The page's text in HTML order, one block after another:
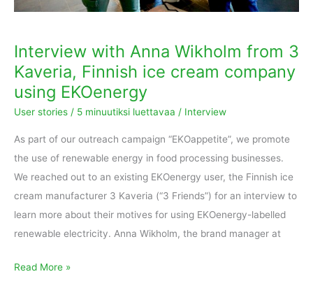
Interview with Anna Wikholm from 3
Kaveria, Finnish ice cream company
using EKOenergy
User stories / 5 minuutiksi luettavaa / Interview
As part of our outreach campaign “EKOappetite”, we promote
the use of renewable energy in food processing businesses.
We reached out to an existing EKOenergy user, the Finnish ice
cream manufacturer 3 Kaveria (“3 Friends”) for an interview to
learn more about their motives for using EKOenergy-labelled
renewable electricity. Anna Wikholm, the brand manager at
EKOenergy
Read More »